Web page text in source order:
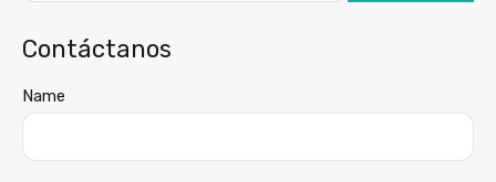
Contáctanos
Name